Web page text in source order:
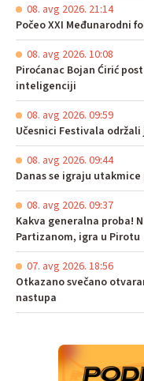
08. avg 2026. 21:14
Počeo XXI Međunarodni
08. avg 2026. 10:08
Piroćanac Bojan Ćirić
inteligenciji
08. avg 2026. 09:59
Učesnici Festivala
08. avg 2026. 09:44
Danas se igraju
08. avg 2026. 09:37
Kakva generalna proba!
Partizanom, igra u Pirotu
07. avg 2026. 18:56
Otkazano svečano
nastupa